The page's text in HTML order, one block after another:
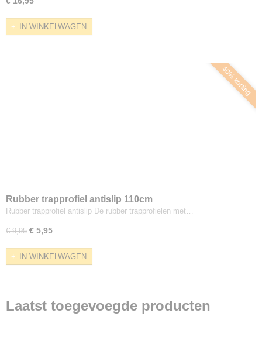
IN WINKELWAGEN
40% korting
Rubber trapprofiel antislip 110cm
Rubber trapprofiel antislip De rubber trapprofielen met…
€ 9,95 € 5,95
IN WINKELWAGEN
Laatst toegevoegde producten